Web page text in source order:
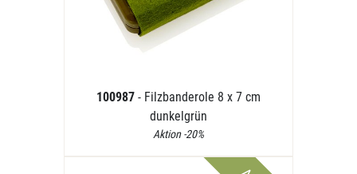
100987 - Filzbanderole 8 x 7 cm
dunkelgrün
Aktion -20%